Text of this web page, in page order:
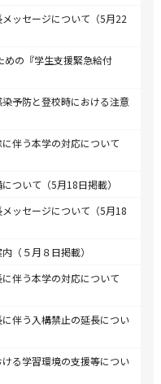
メッセージについて（5月22
めの『学生支援緊急給付
染予防と登校時における注意
伴う本学の対応について
ついて（5月18日掲載）
メッセージについて（5月18
（５月８日掲載）
伴う本学の対応について
に伴う入構禁止の延長につい
ける学習環境の支援等につい